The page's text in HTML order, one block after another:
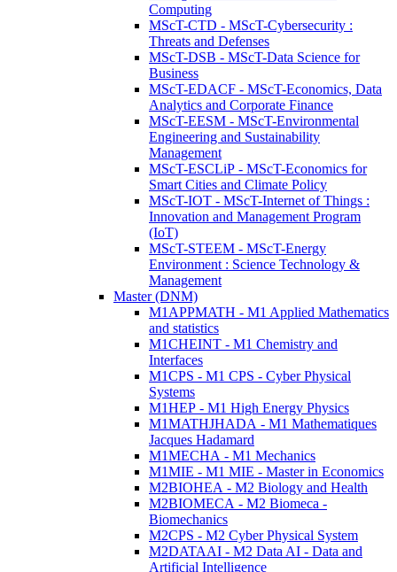
Computing
MScT-CTD - MScT-Cybersecurity :
Threats and Defenses
MScT-DSB - MScT-Data Science for
Business
MScT-EDACF - MScT-Economics, Data
Analytics and Corporate Finance
MScT-EESM - MScT-Environmental
Engineering and Sustainability
Management
MScT-ESCLiP - MScT-Economics for
Smart Cities and Climate Policy
MScT-IOT - MScT-Internet of Things :
Innovation and Management Program
(IoT)
MScT-STEEM - MScT-Energy
Environment : Science Technology &
Management
Master (DNM)
M1APPMATH - M1 Applied Mathematics
and statistics
M1CHEINT - M1 Chemistry and
Interfaces
M1CPS - M1 CPS - Cyber Physical
Systems
M1HEP - M1 High Energy Physics
M1MATHJHADA - M1 Mathematiques
Jacques Hadamard
M1MECHA - M1 Mechanics
M1MIE - M1 MIE - Master in Economics
M2BIOHEA - M2 Biology and Health
M2BIOMECA - M2 Biomeca -
Biomechanics
M2CPS - M2 Cyber Physical System
M2DATAAI - M2 Data AI - Data and
Artificial Intelligence